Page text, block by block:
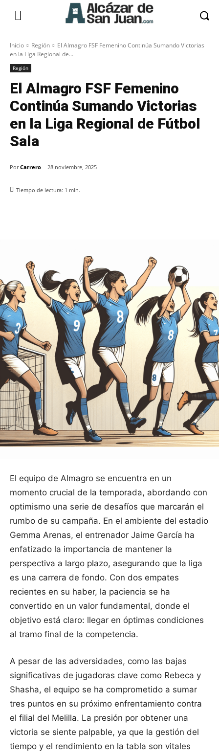
Inicio Región
El Almagro FSF Femenino Continúa Sumando Victorias
en la Liga Regional de...
Región
El Almagro FSF Femenino
Continúa Sumando Victorias
en la Liga Regional de Fútbol
Sala
Por Carrero 28 noviembre, 2025
Tiempo de lectura: 1 min.
El equipo de Almagro se encuentra en un
momento crucial de la temporada, abordando con
optimismo una serie de desafíos que marcarán el
rumbo de su campaña. En el ambiente del estadio
Gemma Arenas, el entrenador Jaime García ha
enfatizado la importancia de mantener la
perspectiva a largo plazo, asegurando que la liga
es una carrera de fondo. Con dos empates
recientes en su haber, la paciencia se ha
convertido en un valor fundamental, donde el
objetivo está claro: llegar en óptimas condiciones
al tramo final de la competencia.
A pesar de las adversidades, como las bajas
significativas de jugadoras clave como Rebeca y
Shasha, el equipo se ha comprometido a sumar
tres puntos en su próximo enfrentamiento contra
el filial del Melilla. La presión por obtener una
victoria se siente palpable, ya que la gestión del
tiempo y el rendimiento en la tabla son vitales